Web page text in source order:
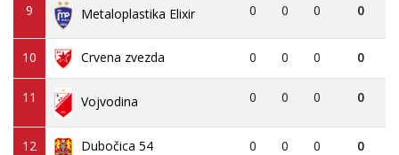
9 Metaloplastika Elixir 0 0 0 0
10 Crvena zvezda 0 0 0 0
11 Vojvodina 0 0 0 0
12 Dubočica 54 0 0 0 0